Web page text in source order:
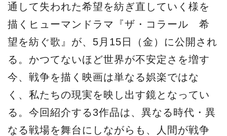
通して失われた希望を紡ぎ直していく様を
描くヒューマンドラマ『ザ・コラール 希
望を紡ぐ歌』が、5月15日（金）に公開され
る。かつてないほど世界が不安定さを増す
今、戦争を描く映画は単なる娯楽ではな
く、私たちの現実を映し出す鏡となってい
る。今回紹介する3作品は、異なる時代・異
なる戦場を舞台にしながらも、人間が戦争